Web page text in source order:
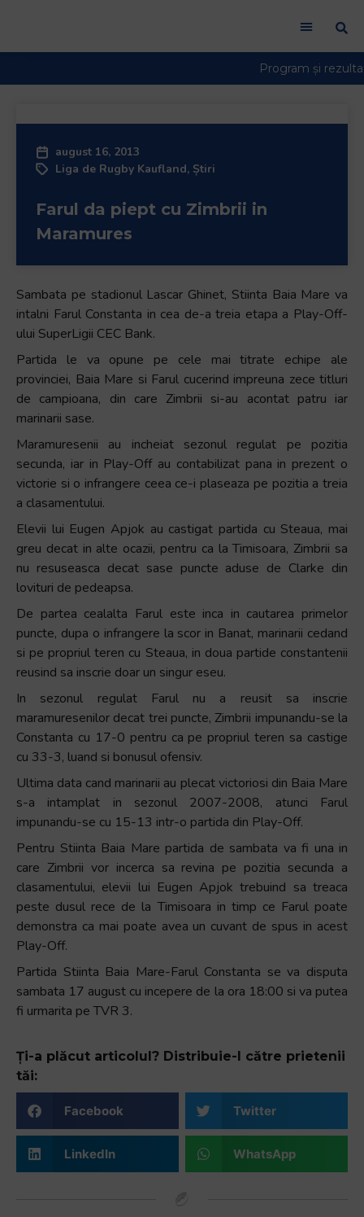
august 16, 2013
Liga de Rugby Kaufland, Știri
Farul da piept cu Zimbrii in
Maramures
Sambata pe stadionul Lascar Ghinet, Stiinta Baia Mare va
intalni Farul Constanta in cea de-a treia etapa a Play-Off-
ului SuperLigii CEC Bank.
Partida le va opune pe cele mai titrate echipe ale
provinciei, Baia Mare si Farul cucerind impreuna zece titluri
de campioana, din care Zimbrii si-au acontat patru iar
marinarii sase.
Maramuresenii au incheiat sezonul regulat pe pozitia
secunda, iar in Play-Off au contabilizat pana in prezent o
victorie si o infrangere ceea ce-i plaseaza pe pozitia a treia
a clasamentului.
Elevii lui Eugen Apjok au castigat partida cu Steaua, mai
greu decat in alte ocazii, pentru ca la Timisoara, Zimbrii sa
nu resuseasca decat sase puncte aduse de Clarke din
lovituri de pedeapsa.
De partea cealalta Farul este inca in cautarea primelor
puncte, dupa o infrangere la scor in Banat, marinarii cedand
si pe propriul teren cu Steaua, in doua partide constantenii
reusind sa inscrie doar un singur eseu.
In sezonul regulat Farul nu a reusit sa inscrie
maramuresenilor decat trei puncte, Zimbrii impunandu-se la
Constanta cu 17-0 pentru ca pe propriul teren sa castige
cu 33-3, luand si bonusul ofensiv.
Ultima data cand marinarii au plecat victoriosi din Baia Mare
s-a intamplat in sezonul 2007-2008, atunci Farul
impunandu-se cu 15-13 intr-o partida din Play-Off.
Pentru Stiinta Baia Mare partida de sambata va fi una in
care Zimbrii vor incerca sa revina pe pozitia secunda a
clasamentului, elevii lui Eugen Apjok trebuind sa treaca
peste dusul rece de la Timisoara in timp ce Farul poate
demonstra ca mai poate avea un cuvant de spus in acest
Play-Off.
Partida Stiinta Baia Mare-Farul Constanta se va disputa
sambata 17 august cu incepere de la ora 18:00 si va putea
fi urmarita pe TVR 3.
Ți-a plăcut articolul? Distribuie-l către prietenii
tăi:
Facebook Twitter
LinkedIn WhatsApp